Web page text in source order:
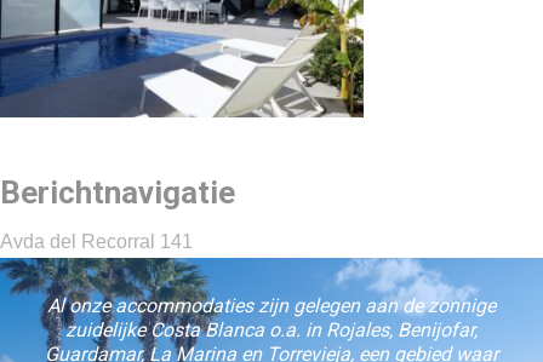
Berichtnavigatie
Avda del Recorral 141
Al onze accommodaties zijn gelegen aan de zonnige
zuidelijke Costa Blanca o.a. in Rojales, Benijofar,
Guardamar, La Marina en Torrevieja, een gebied waar